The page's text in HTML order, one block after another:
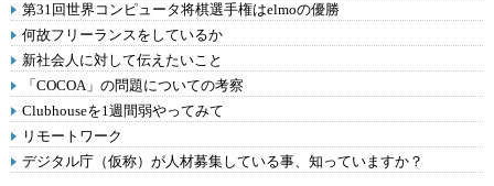
第31回世界コンピュータ将棋選手権はelmoの優勝
何故フリーランスをしているか
新社会人に対して伝えたいこと
「COCOA」の問題についての考察
Clubhouseを1週間弱やってみて
リモートワーク
デジタル庁（仮称）が人材募集している事、知っていますか？